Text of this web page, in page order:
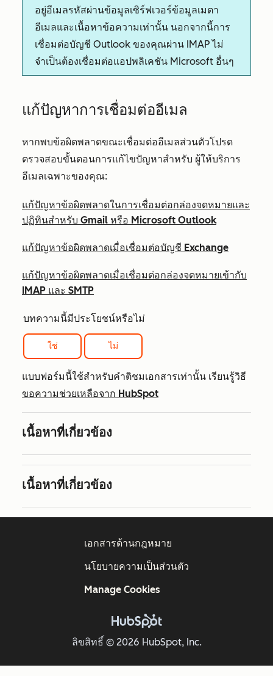
อยู่อีเมลรหัสผ่านข้อมูลเซิร์ฟเวอร์ข้อมูลเมตา
อีเมลและเนื้อหาข้อความเท่านั้น นอกจากนี้การ
เชื่อมต่อบัญชี Outlook ของคุณผ่าน IMAP ไม่
จำเป็นต้องเชื่อมต่อแอปพลิเคชัน Microsoft อื่นๆ
แก้ปัญหาการเชื่อมต่ออีเมล
หากพบข้อผิดพลาดขณะเชื่อมต่ออีเมลส่วนตัวโปรด
ตรวจสอบขั้นตอนการแก้ไขปัญหาสำหรับ ผู้ให้บริการ
อีเมลเฉพาะของคุณ:
แก้ปัญหาข้อผิดพลาดในการเชื่อมต่อกล่องจดหมายและ
ปฏิทินสำหรับ Gmail หรือ Microsoft Outlook
แก้ปัญหาข้อผิดพลาดเมื่อเชื่อมต่อบัญชี Exchange
แก้ปัญหาข้อผิดพลาดเมื่อเชื่อมต่อกล่องจดหมายเข้ากับ
IMAP และ SMTP
บทความนี้มีประโยชน์หรือไม่
ใช่ ไม่
แบบฟอร์มนี้ใช้สำหรับคำติชมเอกสารเท่านั้น เรียนรู้วิธี
ขอความช่วยเหลือจาก HubSpot
เนื้อหาที่เกี่ยวข้อง
เนื้อหาที่เกี่ยวข้อง
ลิขสิทธิ์ © 2026 HubSpot, Inc.
เอกสารด้านกฎหมาย
นโยบายความเป็นส่วนตัว
Manage Cookies